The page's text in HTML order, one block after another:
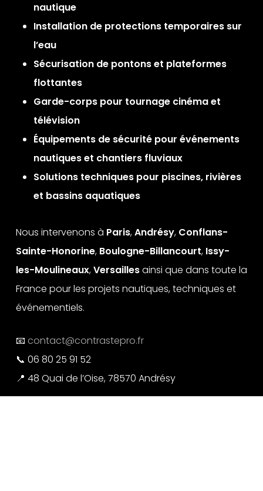
nautique
Installation de protections temporaires sur
l’eau
Sécurisation de pontons et plateformes
flottantes
Garde-corps pour tournage cinéma et
télévision
Équipements de sécurité pour événements
nautiques et chantiers fluviaux
Solutions techniques pour piscines, rivières
et bassins aquatiques
Nous intervenons à Paris,Andrésy, Conflans-
Sainte-Honorine, Boulogne-Billancourt, Issy-
les-Moulineaux,Versaillesainsi que dans toute la
France pour les projets nautiques, techniques et
événementiels.
📧 contact@contrastepro.fr
📞 06 80 25 91 52
📍 48 Quai de l’Oise, 78570 Andrésy